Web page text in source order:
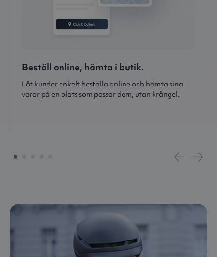
Beställ online, hämta i butik.
Låt kunder enkelt beställa online och hämta sina
varor på en plats som passar dem, utan krångel.